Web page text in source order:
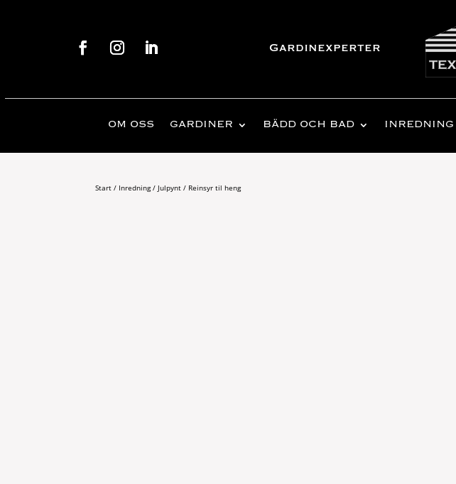
Gardinexperter
OM OSS GARDINER BÄDD OCH BAD INREDNING
Start / Inredning/ Julpynt / Reinsyr til heng